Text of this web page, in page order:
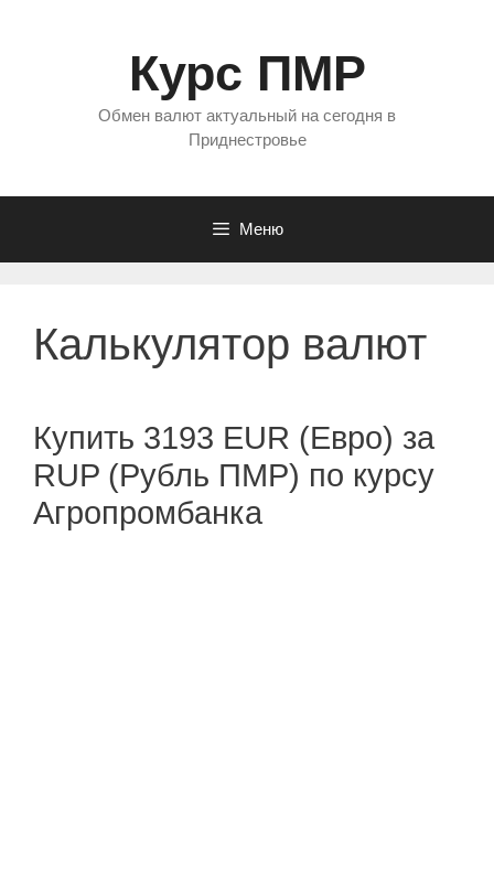
Курс ПМР
Обмен валют актуальный на сегодня в
Приднестровье
Меню
Калькулятор валют
Купить 3193 EUR (Евро) за
RUP (Рубль ПМР) по курсу
Агропромбанка